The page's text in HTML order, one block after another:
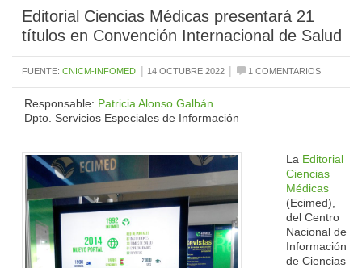
Editorial Ciencias Médicas presentará 21
títulos en Convención Internacional de Salud
FUENTE: CNICM-INFOMED | 14 OCTUBRE 2022 | 1 COMENTARIOS
Responsable: Patricia Alonso Galbán
Dpto. Servicios Especiales de Información
La Editorial
Ciencias
Médicas
(Ecimed),
del Centro
Nacional de
Información
de Ciencias